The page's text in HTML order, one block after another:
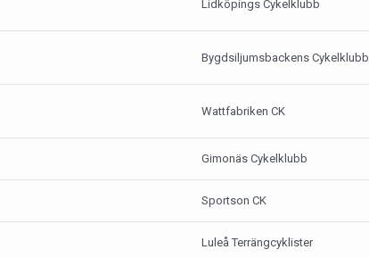
Lidköpings Cykelklubb
Bygdsiljumsbackens Cykelklubb
Wattfabriken CK
Gimonäs Cykelklubb
Sportson CK
Luleå Terrängcyklister